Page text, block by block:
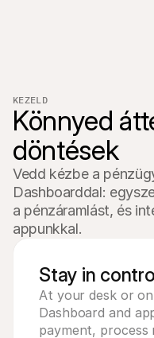
KEZELD
Könnyed
döntések
Vedd kézbe a
Dashboarddal:
a pénzáramlást, és
appunkkal.
Stay in
At your desk or
Dashboard and
payment, process